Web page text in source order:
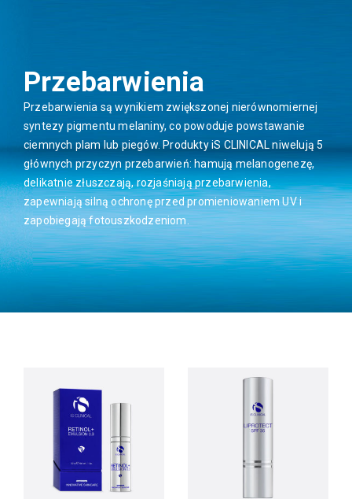
Przebarwienia
Przebarwienia są wynikiem zwiększonej nierównomiernej
syntezy pigmentu melaniny, co powoduje powstawanie
ciemnych plam lub piegów. Produkty iS CLINICAL niwelują 5
głównych przyczyn przebarwień: hamują melanogenezę,
delikatnie złuszczają, rozjaśniają przebarwienia,
zapewniają silną ochronę przed promieniowaniem UV i
zapobiegają fotouszkodzeniom.